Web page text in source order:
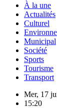
À la une
Actualités
Culturel
Municipal
Société
Sports
Tourisme
Transport
Mer, 17
15:20